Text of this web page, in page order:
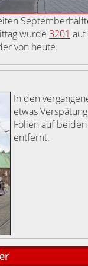
wurde 3201
von heute.
In den
etwas
Folien auf
entfernt.